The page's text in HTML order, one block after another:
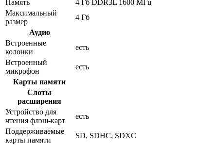
Память
4 Гб DDR3L 1600 МГц
Максимальный
размер
4 Гб
Аудио
Встроенные
колонки
есть
Встроенный
микрофон
есть
Карты памяти
Слоты
расширения
Устройство для
чтения флэш-карт
есть
Поддерживаемые
карты памяти
SD, SDHC, SDXC